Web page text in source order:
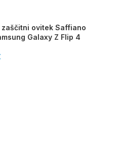
ovitek Saffiano
Galaxy Z Flip 4